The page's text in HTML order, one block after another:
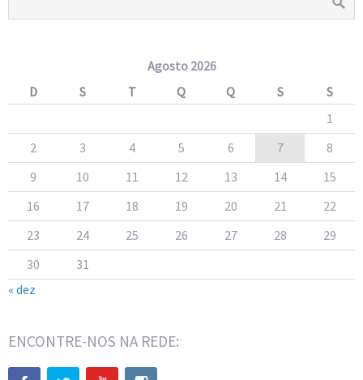
Agosto 2026
D
S T Q Q S
S
1
2
3 4 5 6 7
8
9
10 11 12 13 14
15
16
17 18 19 20 21
22
23
24 25 26 27 28
29
30
31
« dez
ENCONTRE-NOS NA REDE: